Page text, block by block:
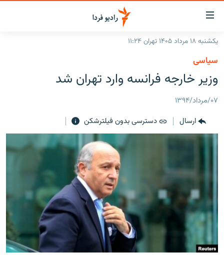
لینک‌های
قابلیت
دسترسی
بازگشت
منوی
اصلی
صفحه
جستجو
جهان
رادیو
انتخاب کنید و بشنوید
برنامه‌های رادیویی
پادکست
چندرسانه‌ای
گزارش‌های ویدئویی
English
به ما بپیوندید
یکشنبه ۱۸ مرداد ۱۴۰۵ تهران ۱۱:۲۴
سیاسی
وزیر خارجه فرانسه وارد تهران شد
۰۷/مرداد/۱۳۹۴
ارسال
دسترسی بدون فیلترشکن